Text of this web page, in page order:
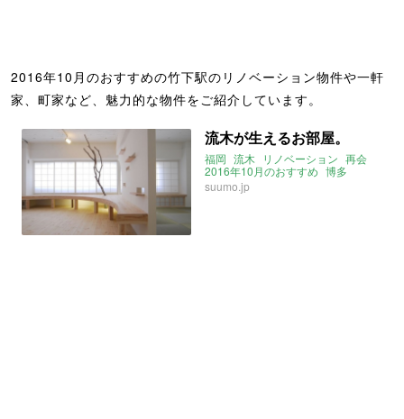
2016年10月のおすすめの竹下駅のリノベーション物件や一軒
家、町家など、魅力的な物件をご紹介しています。
流木が生えるお部屋。
福岡 流木 リノベーション 再会
2016年10月のおすすめ 博多
博多駅 竹下駅
suumo.jp